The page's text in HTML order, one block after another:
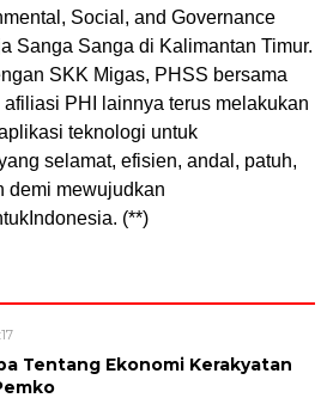
Social, and Governance
Sanga Sanga di Kalimantan Timur.
SKK Migas, PHSS bersama
PHI lainnya terus melakukan
teknologi untuk
selamat, efisien, andal, patuh,
demi mewujudkan
(**)
Tentang Ekonomi Kerakyatan